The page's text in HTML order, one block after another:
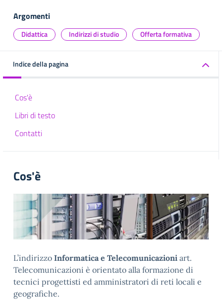
Argomenti
Didattica Indirizzi di studio Offerta formativa
Indice della pagina
Cos'è
Libri di testo
Contatti
Cos'è
L’indirizzo Informatica e Telecomunicazioni art.
Telecomunicazioni è orientato alla formazione di
tecnici progettisti ed amministratori di reti locali e
geografiche.